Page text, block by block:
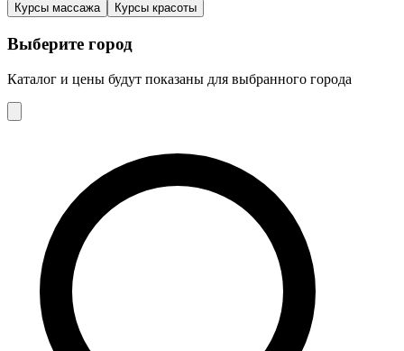
Курсы массажа Курсы красоты
Выберите город
Каталог и цены будут показаны для выбранного города